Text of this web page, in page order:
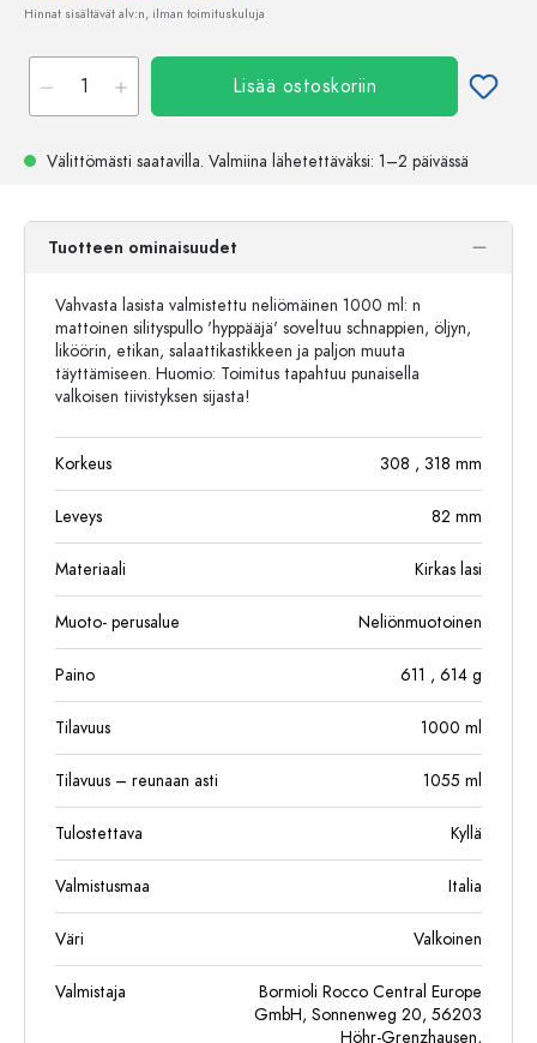
Hinnat sisältävät alv:n, ilman toimituskuluja
Lisää ostoskoriin
Välittömästi saatavilla. Valmiina lähetettäväksi: 1–2 päivässä
Tuotteen ominaisuudet
Vahvasta lasista valmistettu neliömäinen 1000 ml: n
mattoinen silityspullo 'hyppääjä' soveltuu schnappien, öljyn,
liköörin, etikan, salaattikastikkeen ja paljon muuta
täyttämiseen. Huomio: Toimitus tapahtuu punaisella
valkoisen tiivistyksen sijasta!
Korkeus 308 , 318 mm
Leveys 82 mm
Materiaali Kirkas lasi
Muoto- perusalue Neliönmuotoinen
Paino 611 , 614 g
Tilavuus 1000 ml
Tilavuus – reunaan asti 1055 ml
Tulostettava Kyllä
Valmistusmaa Italia
Väri Valkoinen
Valmistaja
Bormioli Rocco Central Europe
GmbH, Sonnenweg 20, 56203
Höhr-Grenzhausen,